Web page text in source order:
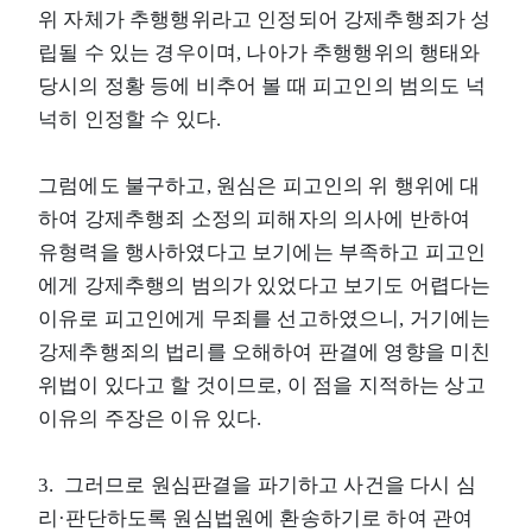
위 자체가 추행행위라고 인정되어 강제추행죄가 성
립될 수 있는 경우이며, 나아가 추행행위의 행태와
당시의 정황 등에 비추어 볼 때 피고인의 범의도 넉
넉히 인정할 수 있다.
그럼에도 불구하고, 원심은 피고인의 위 행위에 대
하여 강제추행죄 소정의 피해자의 의사에 반하여
유형력을 행사하였다고 보기에는 부족하고 피고인
에게 강제추행의 범의가 있었다고 보기도 어렵다는
이유로 피고인에게 무죄를 선고하였으니, 거기에는
강제추행죄의 법리를 오해하여 판결에 영향을 미친
위법이 있다고 할 것이므로, 이 점을 지적하는 상고
이유의 주장은 이유 있다.
3. 그러므로 원심판결을 파기하고 사건을 다시 심
리·판단하도록 원심법원에 환송하기로 하여 관여